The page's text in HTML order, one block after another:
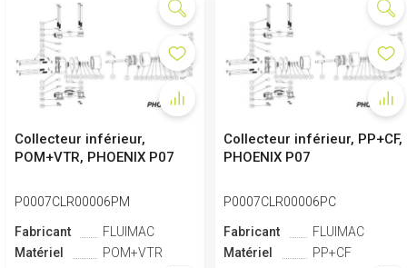
Collecteur inférieur,
POM+VTR, PHOENIX P07
P0007CLR00006PM
Fabricant
FLUIMAC
Matériel
POM+VTR
Collecteur inférieur, PP+CF,
PHOENIX P07
P0007CLR00006PC
Fabricant
FLUIMAC
Matériel
PP+CF